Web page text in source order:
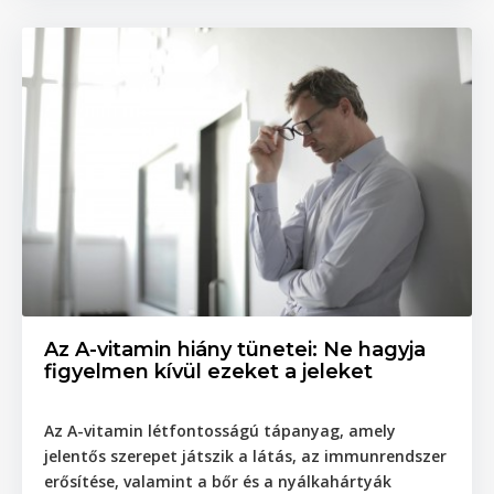
Az A-vitamin hiány tünetei: Ne hagyja
figyelmen kívül ezeket a jeleket
Az A-vitamin létfontosságú tápanyag, amely
jelentős szerepet játszik a látás, az immunrendszer
erősítése, valamint a bőr és a nyálkahártyák